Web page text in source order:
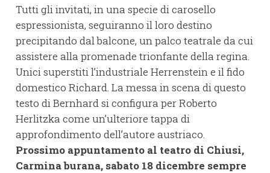
Tutti gli invitati, in una specie di carosello
espressionista, seguiranno il loro destino
precipitando dal balcone, un palco teatrale da cui
assistere alla promenade trionfante della regina.
Unici superstiti l’industriale Herrenstein e il fido
domestico Richard. La messa in scena di questo
testo di Bernhard si configura per Roberto
Herlitzka come un’ulteriore tappa di
approfondimento dell’autore austriaco.
Prossimo appuntamento al teatro di Chiusi,
Carmina burana, sabato 18 dicembre sempre